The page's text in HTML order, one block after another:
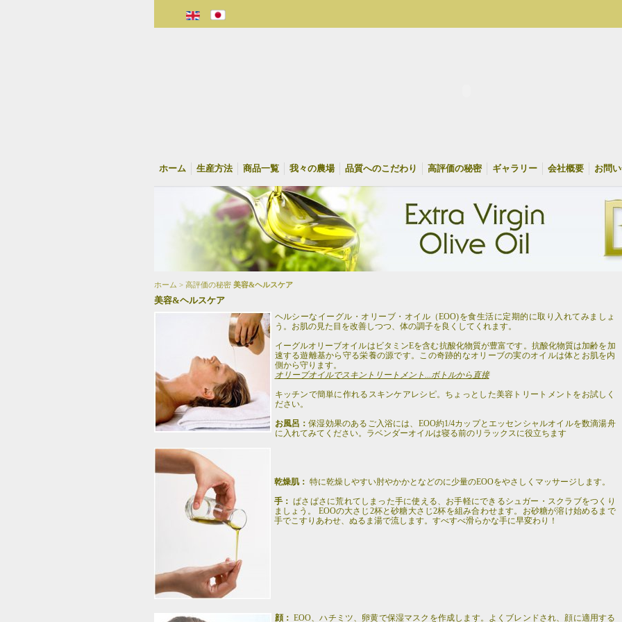
ホーム 生産方法 商品一覧 我々の農場 品質へのこだわり 高評価の秘密 ギャラリー 会社概要 お問
ホーム > 高評価の秘密 美容&ヘルスケア
美容&ヘルスケア
ヘルシーなイーグル・オリーブ・オイル（EOO)を食生活に定期的に取り入れてみましょ
う。お肌の見た目を改善しつつ、体の調子を良くしてくれます。
イーグルオリーブオイルはビタミンEを含む抗酸化物質が豊富です。抗酸化物質は加齢を加
速する遊離基から守る栄養の源です。この奇跡的なオリーブの実のオイルは体とお肌を内
側から守ります。
オリーブオイルでスキントリートメント...ボトルから直接
キッチンで簡単に作れるスキンケアレシピ。ちょっとした美容トリートメントをお試しく
ださい。
お風呂：保湿効果のあるご入浴には、EOO約1/4カップとエッセンシャルオイルを数滴湯舟
に入れてみてください。ラベンダーオイルは寝る前のリラックスに役立ちます
乾燥肌： 特に乾燥しやすい肘やかかとなどのに少量のEOOをやさしくマッサージします。
手： ぱさぱさに荒れてしまった手に使える、お手軽にできるシュガー・スクラブをつくり
ましょう。 EOOの大さじ2杯と砂糖大さじ2杯を組み合わせます。お砂糖が溶け始めるまで
手でこすりあわせ、ぬるま湯で流します。すべすべ滑らかな手に早変わり！
顔： EOO、ハチミツ、卵黄で保湿マスクを作成します。よくブレンドされ、顔に適用する